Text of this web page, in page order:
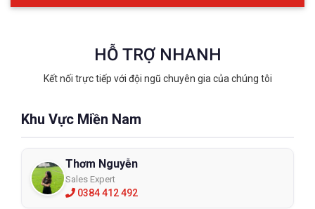
HỖ TRỢ NHANH
Kết nối trực tiếp với đội ngũ chuyên gia của chúng tôi
Khu Vực Miền Nam
Thơm Nguyễn
Sales Expert
0384 412 492